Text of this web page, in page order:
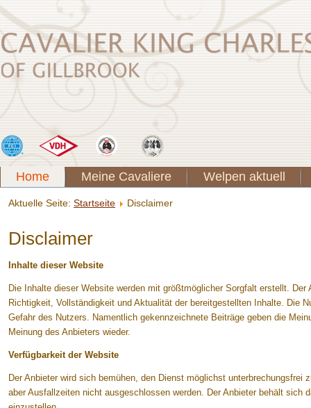
Home Meine Cavaliere Welpen aktuell
Aktuelle Seite: Startseite Disclaimer
Disclaimer
Inhalte dieser Website
Die Inhalte dieser Website werden mit größtmöglicher Sorgfalt erstellt.
Richtigkeit, Vollständigkeit und Aktualität der bereitgestellten Inhalte. Die
Gefahr des Nutzers. Namentlich gekennzeichnete Beiträge geben die
Meinung des Anbieters wieder.
Verfügbarkeit der Website
Der Anbieter wird sich bemühen, den Dienst möglichst unterbrechungsfrei
aber Ausfallzeiten nicht ausgeschlossen werden. Der Anbieter behält sich